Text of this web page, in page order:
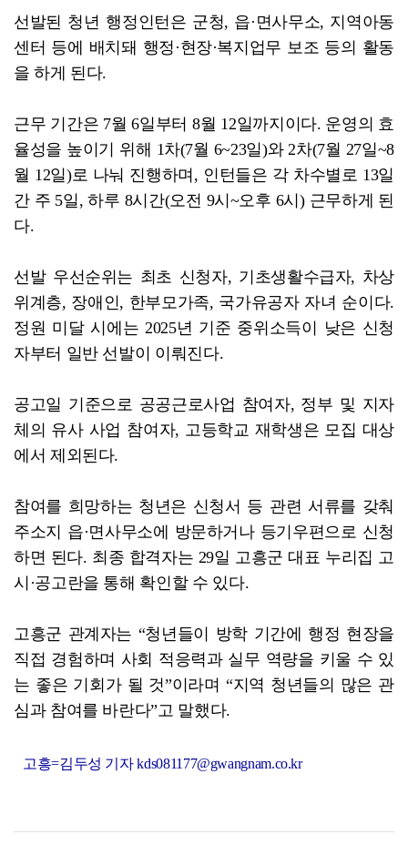
선발된 청년 행정인턴은 군청, 읍·면사무소, 지역아동
센터 등에 배치돼 행정·현장·복지업무 보조 등의 활동
을 하게 된다.
근무 기간은 7월 6일부터 8월 12일까지이다. 운영의 효
율성을 높이기 위해 1차(7월 6~23일)와 2차(7월 27일~8
월 12일)로 나눠 진행하며, 인턴들은 각 차수별로 13일
간 주 5일, 하루 8시간(오전 9시~오후 6시) 근무하게 된
다.
선발 우선순위는 최초 신청자, 기초생활수급자, 차상
위계층, 장애인, 한부모가족, 국가유공자 자녀 순이다.
정원 미달 시에는 2025년 기준 중위소득이 낮은 신청
자부터 일반 선발이 이뤄진다.
공고일 기준으로 공공근로사업 참여자, 정부 및 지자
체의 유사 사업 참여자, 고등학교 재학생은 모집 대상
에서 제외된다.
참여를 희망하는 청년은 신청서 등 관련 서류를 갖춰
주소지 읍·면사무소에 방문하거나 등기우편으로 신청
하면 된다. 최종 합격자는 29일 고흥군 대표 누리집 고
시·공고란을 통해 확인할 수 있다.
고흥군 관계자는 “청년들이 방학 기간에 행정 현장을
직접 경험하며 사회 적응력과 실무 역량을 키울 수 있
는 좋은 기회가 될 것”이라며 “지역 청년들의 많은 관
심과 참여를 바란다”고 말했다.
고흥=김두성 기자 kds081177@gwangnam.co.kr